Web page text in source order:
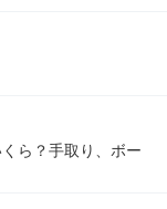
ら？手取り、ボー